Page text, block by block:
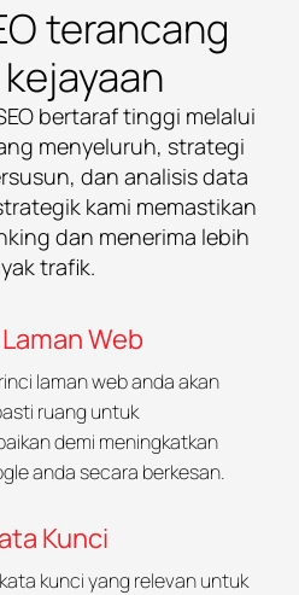
terancang
bertaraf tinggi melalui
menyeluruh, strategi
dan analisis data
kami memastikan
dan menerima lebih
trafik.
Web
laman web anda akan
ruang untuk
demi meningkatkan
anda secara berkesan.
Kunci
kunci yang relevan untuk